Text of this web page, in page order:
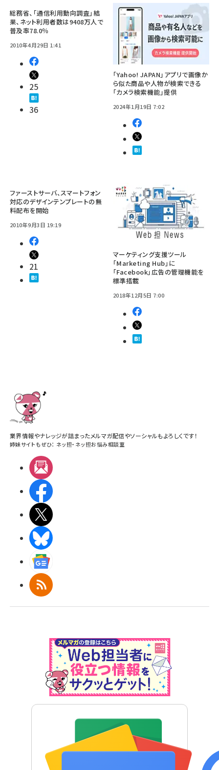
総務省、「通信利用動向調査」結
果、ネット利用者数は9408万人で
普及率78.0％
2010年4月29日 1:41
25
36
「Yahoo! JAPAN」アプリで画像か
ら似た商品や人物が検索できる
「カメラ検索機能」提供
2024年1月19日 7:02
ファーストサーバ、スマートフォン
対応のデザインテンプレートの無
料配布を開始
2010年9月3日 19:19
21
マーケティング支援ツール
「Marketing Hub」に
「Facebook」広告の管理機能を
標準搭載
2018年12月5日 7:00
業界情報やナレッジが詰まったメルマガ配信やソーシャルもよろしくです！
姉妹サイトもぜひ： ネッ担・ ネッ担お悩み相談室
RSS